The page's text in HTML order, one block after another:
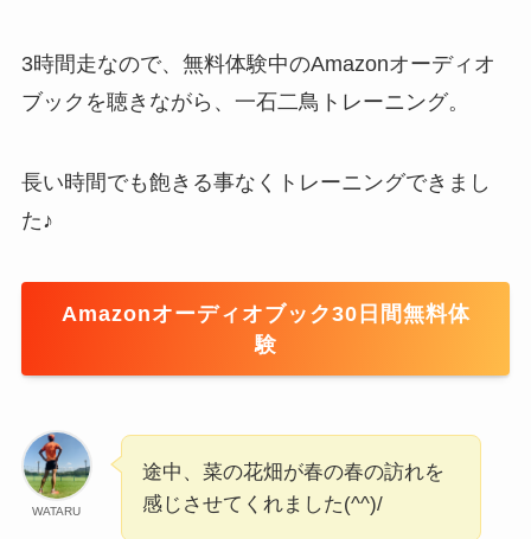
3時間走なので、無料体験中のAmazonオーディオ
ブックを聴きながら、一石二鳥トレーニング。
長い時間でも飽きる事なくトレーニングできまし
た♪
Amazonオーディオブック30日間無料体
験
WATARU
途中、菜の花畑が春の春の訪れを
感じさせてくれました(^^)/